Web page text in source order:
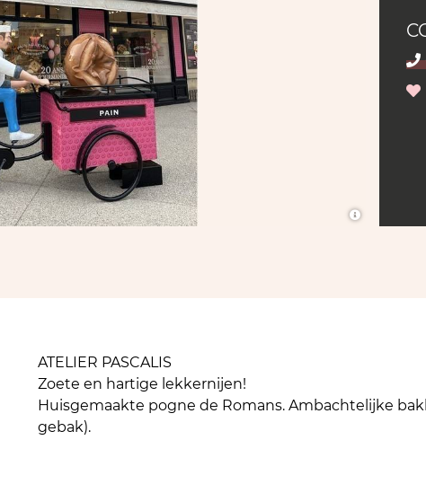
ATELIER PASCALIS
Zoete en hartige lekkernijen!
Huisgemaakte pogne de Romans. Ambachtelijke
gebak).